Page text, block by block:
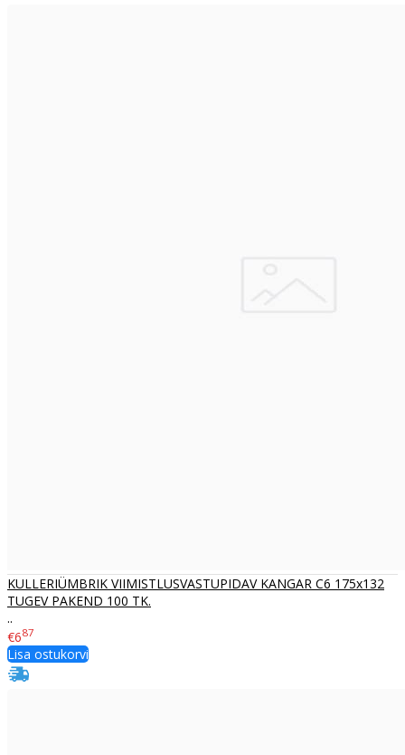
KULLERIÜMBRIK VIIMISTLUSVASTUPIDAV KANGAR C6 175x132
TUGEV PAKEND 100 TK.
..
€687
Lisa ostukorvi